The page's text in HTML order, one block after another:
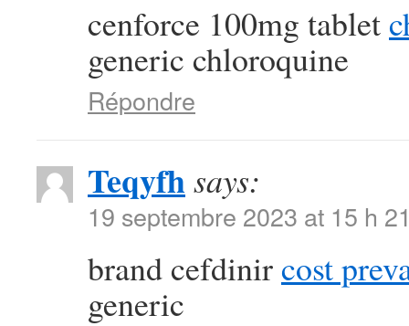
cenforce 100mg tablet
generic chloroquine
Répondre
Teqyfhsays:
19 septembre 2023 at 15 h
brand cefdinir cost
generic